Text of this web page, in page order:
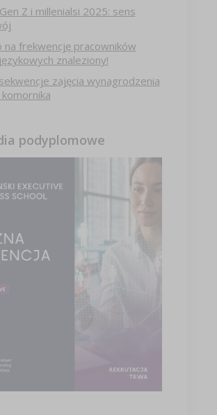
Gen Z i millenialsi 2025: sens
na frekwencję pracowników
znaleziony!
zajęcia wynagrodzenia
podyplomowe